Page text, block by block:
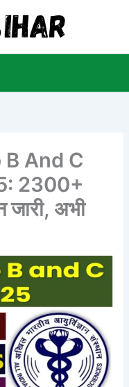
B And C
2300+
जारी, अभी